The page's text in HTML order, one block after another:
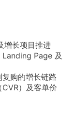
增长项目推进
Landing Page 及
购的增长链路
）及客单价